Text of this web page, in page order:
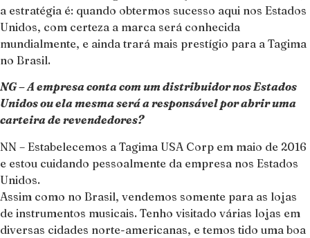
a estratégia é: quando obtermos sucesso aqui nos Estados
Unidos, com certeza a marca será conhecida
mundialmente, e ainda trará mais prestígio para a Tagima
no Brasil.
NG – A empresa conta com um distribuidor nos Estados
Unidos ou ela mesma será a responsável por abrir uma
carteira de revendedores?
NN – Estabelecemos a Tagima USA Corp em maio de 2016
e estou cuidando pessoalmente da empresa nos Estados
Unidos.
Assim como no Brasil, vendemos somente para as lojas
de instrumentos musicais. Tenho visitado várias lojas em
diversas cidades norte-americanas, e temos tido uma boa